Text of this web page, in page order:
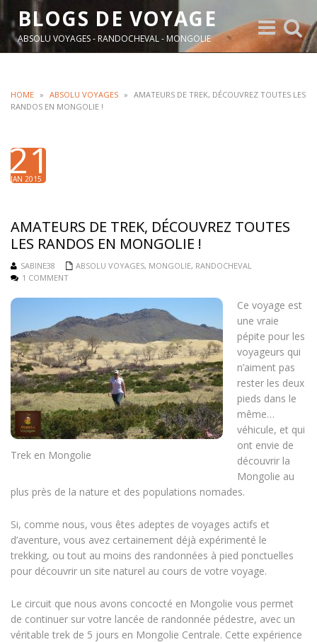
BLOGS DE VOYAGE
ABSOLU VOYAGES - RANDOCHEVAL - MONGOLIE
Toggle
search
Toggle
navigation
HOME » ABSOLU VOYAGES » AMATEURS DE TREK, DÉCOUVREZ TOUTES LES
RANDOS EN MONGOLIE !
21
JAN 2015
AMATEURS DE TREK, DÉCOUVREZ TOUTES
LES RANDOS EN MONGOLIE !
SABINE38 ABSOLU VOYAGES, MONGOLIE, RANDOCHEVAL
1 COMMENT
Trek en Mongolie
Ce voyage est
une vraie
pépite pour les
voyageurs qui
n’aiment pas
rester les deux
pieds dans le
même…
véhicule, et qui
ont envie de
découvrir la
Mongolie au
plus près de la nature et des populations nomades.
Si, comme nous, vous êtes adeptes de voyages actifs et
d’aventure, vous avez certainement déjà expérimenté le
trekking, ou tout au moins des randonnées à pied ponctuelles
pour découvrir un site naturel au cours de votre voyage.
Le circuit que nous avons concocté en Mongolie vous permet
de continuer sur votre lancée de randonnée pédestre, avec un
véritable trek de 5 jours en Mongolie Centrale. Cette expérience